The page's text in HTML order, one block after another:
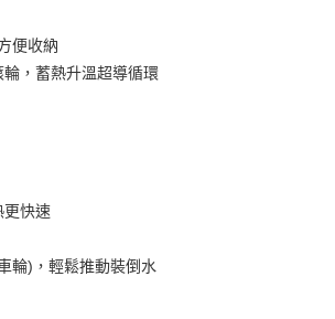
便收納
輪，蓄熱升溫超導循環
更快速
輪)，輕鬆推動裝倒水